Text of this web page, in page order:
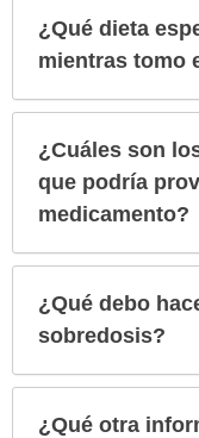
¿Qué dieta
mientras tomo
¿Cuáles son
que podría
medicamento?
¿Qué debo
sobredosis?
¿Qué otra